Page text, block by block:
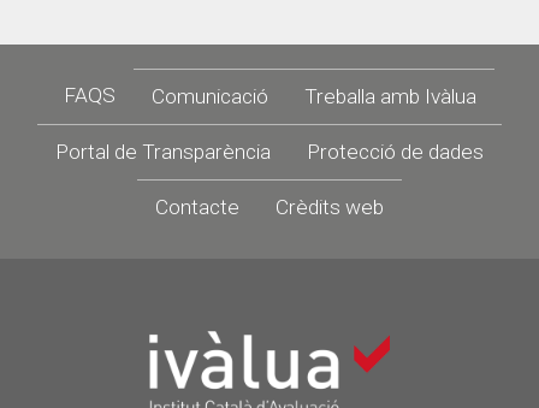
Footer
FAQS Comunicació Treballa amb Ivàlua
Portal de Transparència Protecció de dades
Contacte Crèdits web